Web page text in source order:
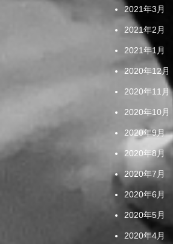
2021年3月
2021年2月
2021年1月
2020年12月
2020年11月
2020年10月
2020年9月
2020年8月
2020年7月
2020年6月
2020年5月
2020年4月